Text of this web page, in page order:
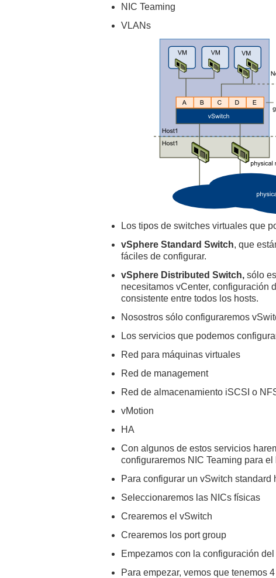
NIC Teaming
VLANs
Los tipos de switches virtuales que
vSphere Standard Switch, que
fáciles de configurar.
vSphere Distributed Switch, sólo
necesitamos vCenter, configuración
consistente entre todos los hosts.
Nosostros sólo configuraremos
Los servicios que podemos
Red para máquinas virtuales
Red de management
Red de almacenamiento iSCSI o
vMotion
HA
Con algunos de estos servicios
configuraremos NIC Teaming para
Para configurar un vSwitch standard
Seleccionaremos las NICs físicas
Crearemos el vSwitch
Crearemos los port group
Empezamos con la configuración
Para empezar, vemos que tenemos